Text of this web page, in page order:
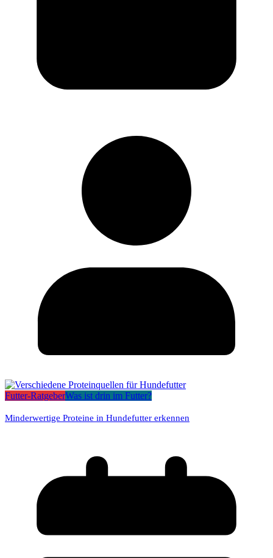
Futter-RatgeberWas ist drin im Futter?
Minderwertige Proteine in Hundefutter erkennen